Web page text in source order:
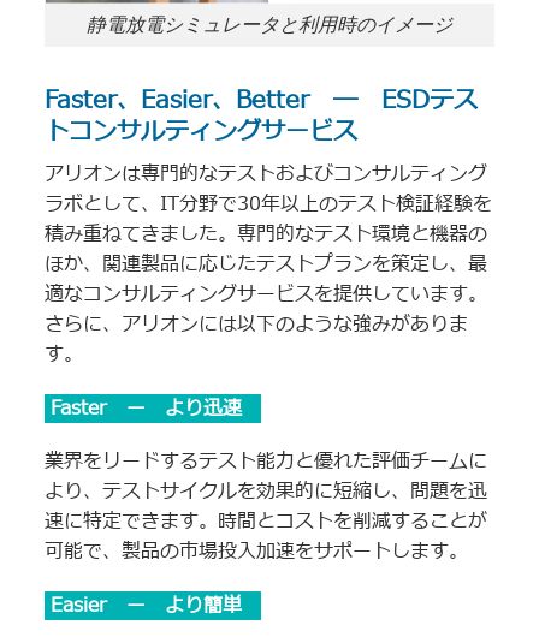
静電放電シミュレータと利用時のイメージ
Faster、Easier、Better ― ESDテス
トコンサルティングサービス
アリオンは専門的なテストおよびコンサルティング
ラボとして、IT分野で30年以上のテスト検証経験を
積み重ねてきました。専門的なテスト環境と機器の
ほか、関連製品に応じたテストプランを策定し、最
適なコンサルティングサービスを提供しています。
さらに、アリオンには以下のような強みがありま
す。
Faster ー より迅速
業界をリードするテスト能力と優れた評価チームに
より、テストサイクルを効果的に短縮し、問題を迅
速に特定できます。時間とコストを削減することが
可能で、製品の市場投入加速をサポートします。
Easier ー より簡単